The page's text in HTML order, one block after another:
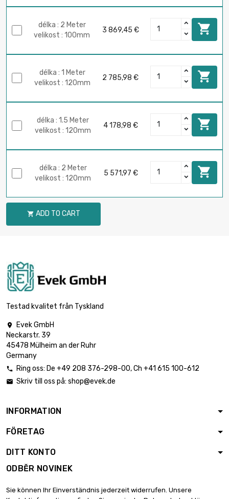
délka : 2 Meter
velikost : 100mm
3 869,45 € 
délka : 1 Meter
velikost : 120mm
2 785,98 € 
délka : 1.5 Meter
velikost : 120mm
4 178,98 € 
délka : 2 Meter
velikost : 120mm
5 571,97 € 
 ADD TO CART
Testad kvalitet från Tyskland

Evek GmbH
Neckarstr. 39
45478 Mülheim an der Ruhr
Germany
 Ring oss: De +49 208 376-298-00, Ch +41 615 100-612
 Skriv till oss på: shop@evek.de
INFORMATION
FÖRETAG
DITT KONTO
ODBĚR NOVINEK
Sie können Ihr Einverständnis jederzeit widerrufen. Unsere